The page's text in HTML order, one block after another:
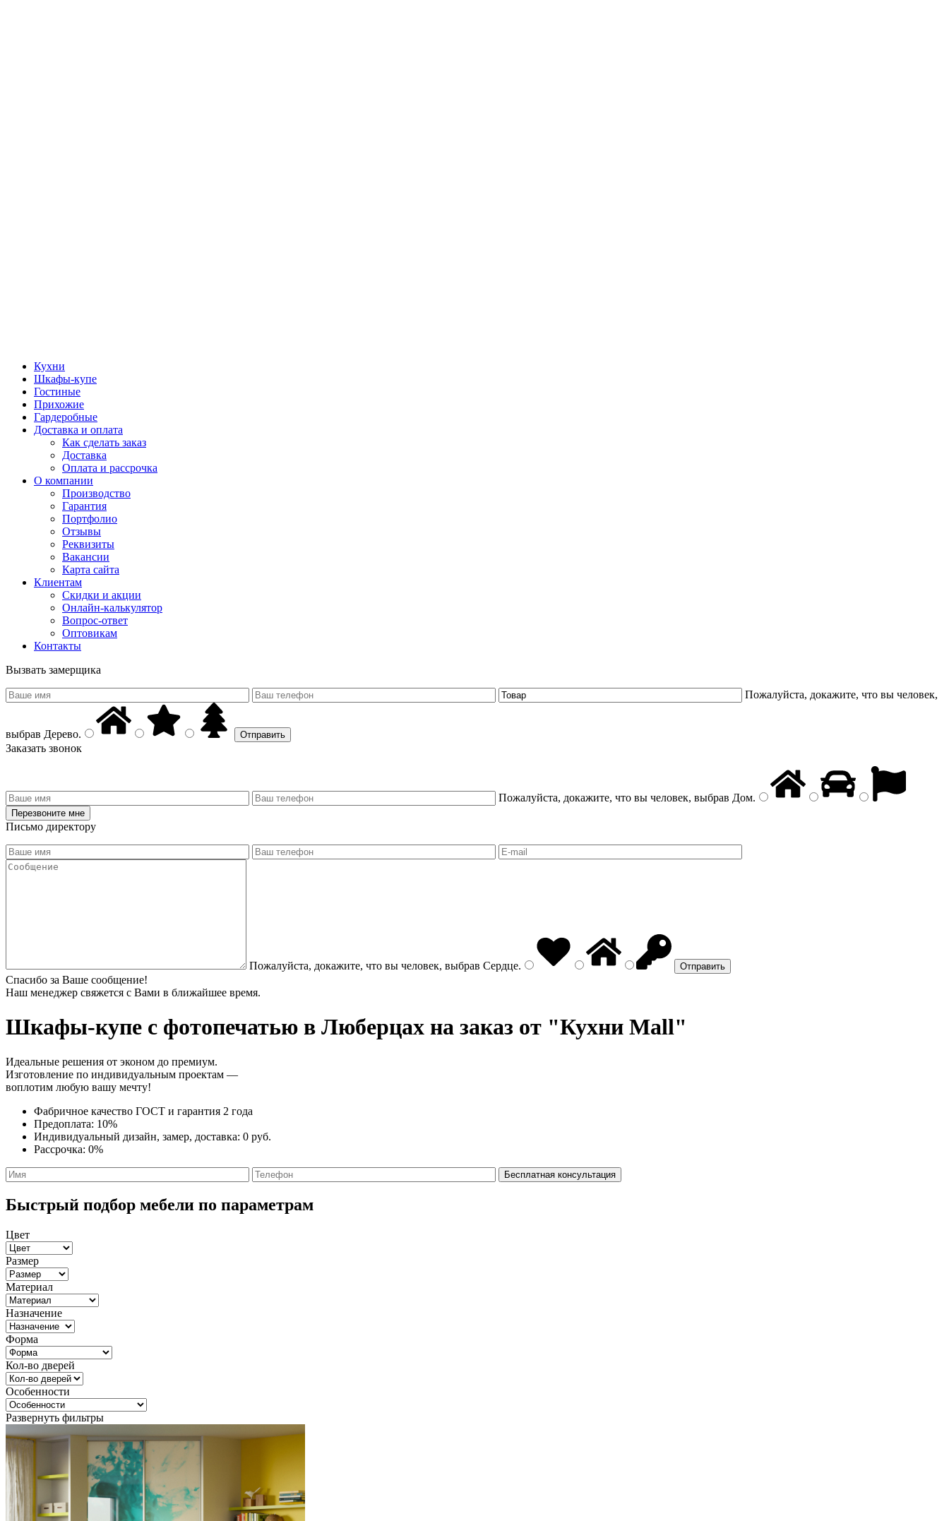
Кухни
Шкафы-купе
Гостиные
Прихожие
Гардеробные
Доставка и оплата
Как сделать заказ
Доставка
Оплата и рассрочка
О компании
Производство
Гарантия
Портфолио
Отзывы
Реквизиты
Вакансии
Карта сайта
Клиентам
Скидки и акции
Онлайн-калькулятор
Вопрос-ответ
Оптовикам
Контакты
Вызвать замерщика
Пожалуйста, докажите, что вы человек,
выбрав Дерево.
Заказать звонок
Пожалуйста, докажите, что вы человек, выбрав Дом.
Письмо директору
Пожалуйста, докажите, что вы человек, выбрав Сердце.
Спасибо за Ваше сообщение!
Наш менеджер свяжется с Вами в ближайшее время.
Шкафы-купе с фотопечатью в Люберцах на заказ от "Кухни Mall"
Идеальные решения от эконом до премиум.
Изготовление по индивидуальным проектам —
воплотим любую вашу мечту!
Фабричное качество ГОСТ и гарантия 2 года
Предоплата: 10%
Индивидуальный дизайн, замер, доставка: 0 руб.
Рассрочка: 0%
Быстрый подбор мебели по параметрам
Цвет
Размер
Материал
Назначение
Форма
Кол-во дверей
Особенности
Развернуть фильтры